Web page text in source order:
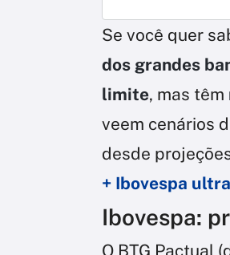
Se você quer
dos grandes
limite, mas têm
veem cenários
desde
+ Ibovespa
Ibovespa:
O BTG Pactual